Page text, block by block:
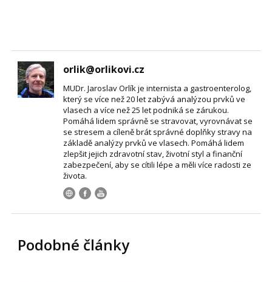
orlik@orlikovi.cz
MUDr. Jaroslav Orlík je internista a gastroenterolog,
který se více než 20 let zabývá analýzou prvků ve
vlasech a více než 25 let podniká se zárukou.
Pomáhá lidem správně se stravovat, vyrovnávat se
se stresem a cíleně brát správné doplňky stravy na
základě analýzy prvků ve vlasech. Pomáhá lidem
zlepšit jejich zdravotní stav, životní styl a finanční
zabezpečení, aby se cítili lépe a měli více radosti ze
života.
Podobné články